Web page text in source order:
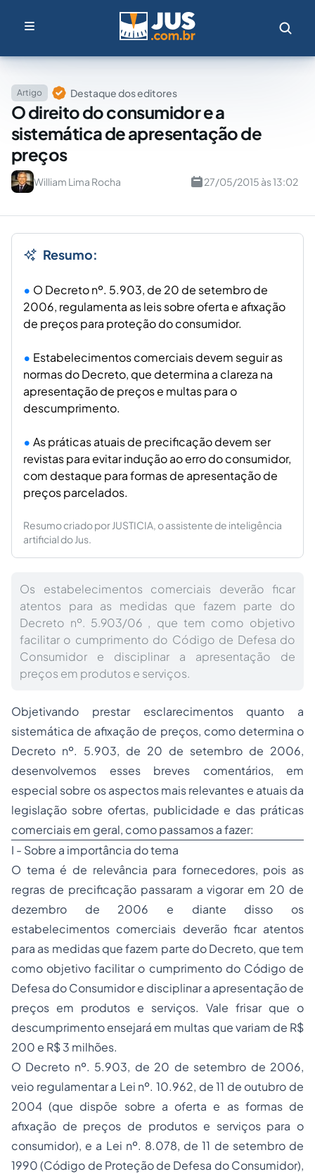
Artigo Destaque dos editores
O direito do consumidor e a
sistemática de apresentação de
preços
William Lima Rocha 27/05/2015 às 13:02
Resumo:
O Decreto nº. 5.903, de 20 de setembro de
2006, regulamenta as leis sobre oferta e afixação
de preços para proteção do consumidor.
Estabelecimentos comerciais devem seguir as
normas do Decreto, que determina a clareza na
apresentação de preços e multas para o
descumprimento.
As práticas atuais de precificação devem ser
revistas para evitar indução ao erro do consumidor,
com destaque para formas de apresentação de
preços parcelados.
Resumo criado por JUSTICIA, o assistente de inteligência
artificial do Jus.
Os estabelecimentos comerciais deverão ficar
atentos para as medidas que fazem parte do
Decreto nº. 5.903/06 , que tem como objetivo
facilitar o cumprimento do Código de Defesa do
Consumidor e disciplinar a apresentação de
preços em produtos e serviços.
Objetivando prestar esclarecimentos quanto a
sistemática de afixação de preços, como determina o
Decreto nº. 5.903, de 20 de setembro de 2006,
desenvolvemos esses breves comentários, em
especial sobre os aspectos mais relevantes e atuais da
legislação sobre ofertas, publicidade e das práticas
comerciais em geral, como passamos a fazer:
I - Sobre a importância do tema
O tema é de relevância para fornecedores, pois as
regras de precificação passaram a vigorar em 20 de
dezembro de 2006 e diante disso os
estabelecimentos comerciais deverão ficar atentos
para as medidas que fazem parte do Decreto, que tem
como objetivo facilitar o cumprimento do Código de
Defesa do Consumidor e disciplinar a apresentação de
preços em produtos e serviços. Vale frisar que o
descumprimento ensejará em multas que variam de R$
200 e R$ 3 milhões.
O Decreto nº. 5.903, de 20 de setembro de 2006,
veio regulamentar a Lei nº. 10.962, de 11 de outubro de
2004 (que dispõe sobre a oferta e as formas de
afixação de preços de produtos e serviços para o
consumidor), e a Lei nº. 8.078, de 11 de setembro de
1990 (Código de Proteção de Defesa do Consumidor),